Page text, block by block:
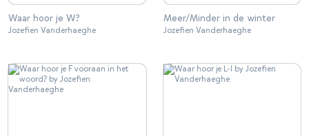
Waar hoor je W?
Jozefien Vanderhaeghe
Meer/Minder in de winter
Jozefien Vanderhaeghe